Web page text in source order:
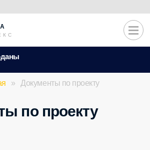
» Документы по проекту
по проекту